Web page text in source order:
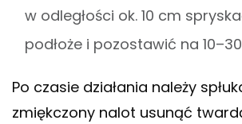
w odległości ok. 10 cm
podłoże i pozostawić na
Po czasie działania należy
zmiękczony nalot usunąć